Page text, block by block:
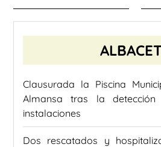
Clausurada la Piscina
Almansa tras la
instalaciones
Dos rescatados y